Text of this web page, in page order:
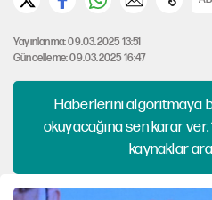
Yayınlanma: 09.03.2025 13:51
Güncelleme: 09.03.2025 16:47
Haberlerini algoritmaya
okuyacağına sen karar
kaynaklar